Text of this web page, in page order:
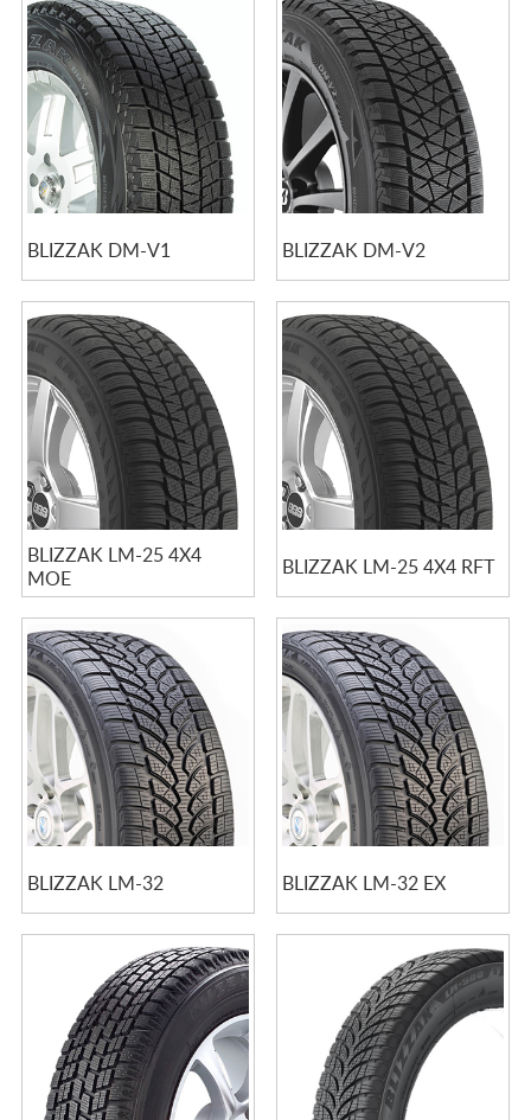
BLIZZAK DM-V1 BLIZZAK DM-V2
BLIZZAK LM-25 4X4
MOE
BLIZZAK LM-25 4X4 RFT
BLIZZAK LM-32 BLIZZAK LM-32 EX